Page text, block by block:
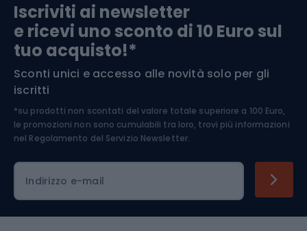
Arrampicata
Medicina dello sport
Abbigliamento ciclistico
Iscriviti ai newsletter
e ricevi uno sconto di 10 Euro sul
tuo acquisto!*
Sconti unici e accesso alle novità solo per gli
iscritti
*su prodotti non scontati del valore totale superiore a 100 Euro,
le promozioni non sono cumulabili tra loro, trovi più informazioni
nel Regolamento del Servizio Newsletter.
Indirizzo e-mail